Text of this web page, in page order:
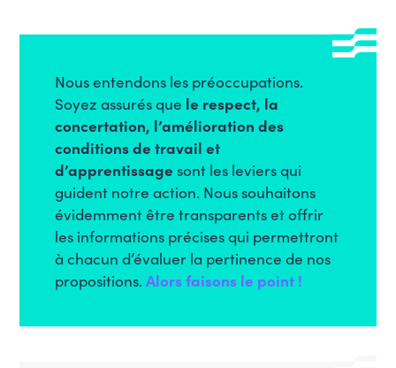
Nous entendons les préoccupations.
Soyez assurés que le respect, la
concertation, l’amélioration des
conditions de travail et
d’apprentissage sont les leviers qui
guident notre action. Nous souhaitons
évidemment être transparents et offrir
les informations précises qui permettront
à chacun d’évaluer la pertinence de nos
propositions.Alors faisons le point !